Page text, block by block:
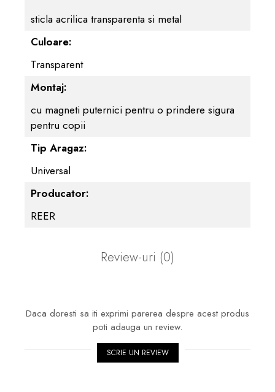
sticla acrilica transparenta si metal
Culoare:
Transparent
Montaj:
cu magneti puternici pentru o prindere sigura
pentru copii
Tip Aragaz:
Universal
Producator:
REER
Review-uri (0)
Daca doresti sa iti exprimi parerea despre acest produs
poti adauga un review.
SCRIE UN REVIEW